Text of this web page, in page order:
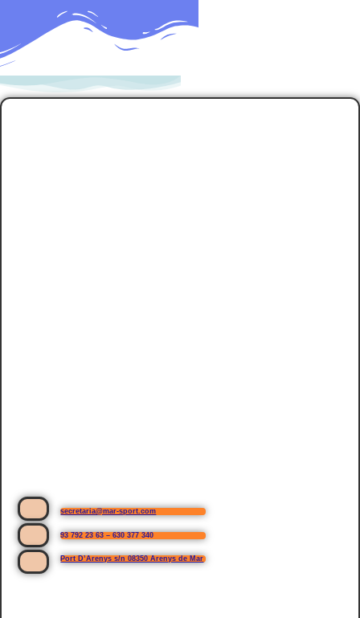
secretaria@mar-sport.com
93 792 23 63 – 630 377 340
Port D’Arenys s/n 08350 Arenys de Mar